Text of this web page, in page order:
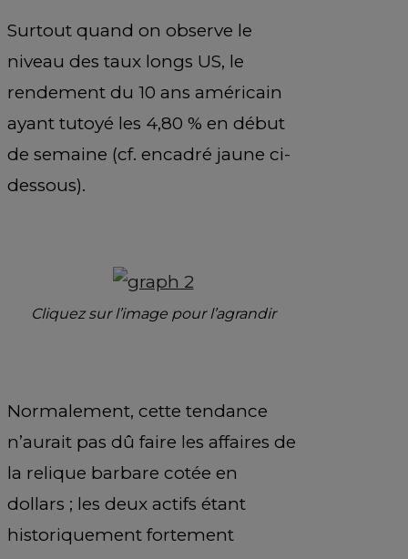
Surtout quand on observe le
niveau des taux longs US, le
rendement du 10 ans américain
ayant tutoyé les 4,80 % en début
de semaine (cf. encadré jaune ci-
dessous).
Cliquez sur l’image pour l’agrandir
Normalement, cette tendance
n’aurait pas dû faire les affaires de
la relique barbare cotée en
dollars ; les deux actifs étant
historiquement fortement